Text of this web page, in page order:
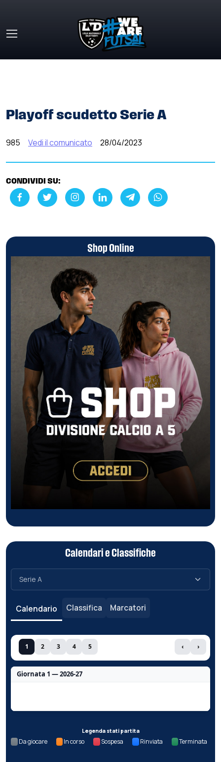
Playoff scudetto Serie A
985 Vedi il comunicato 28/04/2023
CONDIVIDI SU:
Shop Online
Calendari e Classifiche
Calendario Classifica Marcatori
1 2 3 4 5 ‹ ›
Giornata 1 — 2026-27
Legenda stati partita
Da giocare In corso Sospesa Rinviata Terminata